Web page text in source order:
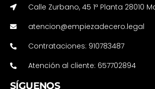
Calle Zurbano, 45 1ª Planta 28010
atencion@empiezadecero.legal
Contrataciones: 910783487
Atención al cliente: 657702894
SÍGUENOS